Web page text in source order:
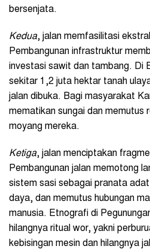
bersenjata.
Kedua, jalan memfasilitasi
Pembangunan infrastruktur
investasi sawit dan tambang. Di
sekitar 1,2 juta hektar tanah
jalan dibuka. Bagi masyarakat
mematikan sungai dan memutus
moyang mereka.
Ketiga, jalan menciptakan
Pembangunan jalan memotong
sistem sasi sebagai pranata
daya, dan memutus hubungan
manusia. Etnografi di
hilangnya ritual wor, yakni
kebisingan mesin dan hilangnya